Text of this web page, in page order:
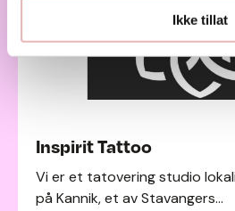
Ikke tillat
Inspirit Tattoo
Vi er et tatovering studio
på Kannik, et av Stavangers...